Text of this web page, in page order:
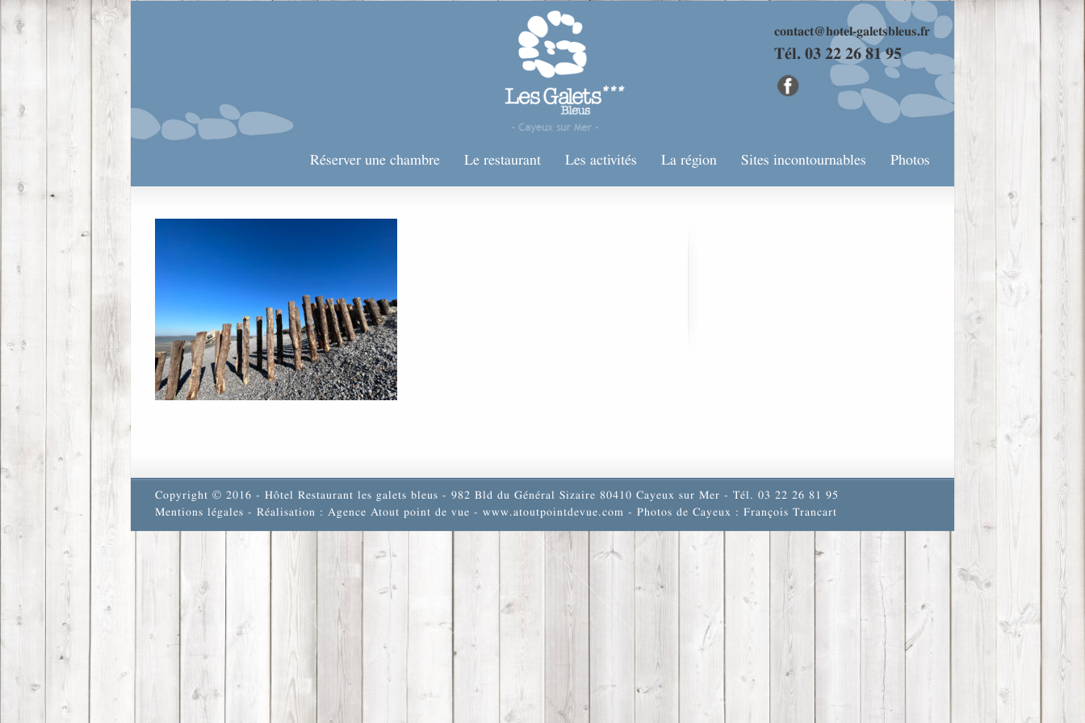
contact@hotel-galetsbleus.fr
Tél. 03 22 26 81 95
Réserver une chambre Le restaurant Les activités La région Sites incontournables Photos
Copyright © 2016 - Hôtel Restaurant les galets bleus - 982 Bld du Général Sizaire 80410 Cayeux sur Mer - Tél. 03 22 26 81 95
Mentions légales - Réalisation : Agence Atout point de vue - www.atoutpointdevue.com - Photos de Cayeux : François Trancart